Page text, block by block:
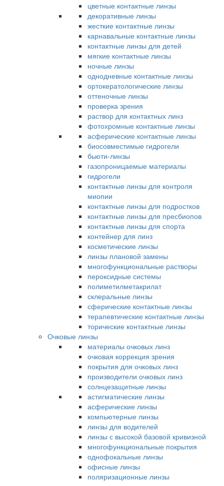
цветные контактные линзы
декоративные линзы
жесткие контактные линзы
карнавальные контактные линзы
контактные линзы для детей
мягкие контактные линзы
ночные линзы
однодневные контактные линзы
ортокератологические линзы
оттеночные линзы
проверка зрения
раствор для контактных линз
фотохромные контактные линзы
асферические контактные линзы
биосовместимые гидрогели
бьюти-линзы
газопроницаемые материалы
гидрогели
контактные линзы для контроля
миопии
контактные линзы для подростков
контактные линзы для пресбиопов
контактные линзы для спорта
контейнер для линз
косметические линзы
линзы плановой замены
многофункциональные растворы
пероксидные системы
полиметилметакрилат
склеральные линзы
сферические контактные линзы
терапевтические контактные линзы
торические контактные линзы
Очковые линзы
материалы очковых линз
очковая коррекция зрения
покрытия для очковых линз
производители очковых линз
солнцезащитные линзы
астигматические линзы
асферические линзы
компьютерные линзы
линзы для водителей
линзы с высокой базовой кривизной
многофункциональные покрытия
однофокальные линзы
офисные линзы
поляризационные линзы